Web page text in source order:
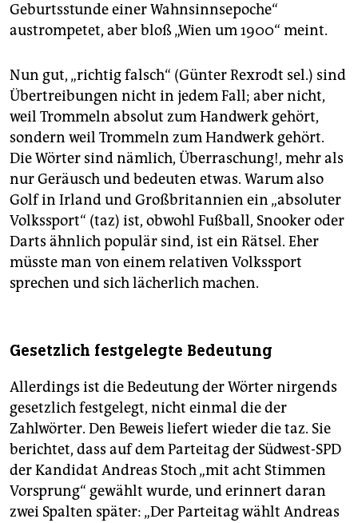
Geburtsstunde einer Wahnsinnsepoche“
austrompetet, aber bloß „Wien um 1900“ meint.
Nun gut, „richtig falsch“ (Günter Rexrodt sel.) sind
Übertreibungen nicht in jedem Fall; aber nicht,
weil Trommeln absolut zum Handwerk gehört,
sondern weil Trommeln zum Handwerk gehört.
Die Wörter sind nämlich, Überraschung!, mehr als
nur Geräusch und bedeuten etwas. Warum also
Golf in Irland und Großbritannien ein „absoluter
Volkssport“ (taz) ist, obwohl Fußball, Snooker oder
Darts ähnlich populär sind, ist ein Rätsel. Eher
müsste man von einem relativen Volkssport
sprechen und sich lächerlich machen.
Gesetzlich festgelegte Bedeutung
Allerdings ist die Bedeutung der Wörter nirgends
gesetzlich festgelegt, nicht einmal die der
Zahlwörter. Den Beweis liefert wieder die taz. Sie
berichtet, dass auf dem Parteitag der Südwest-SPD
der Kandidat Andreas Stoch „mit acht Stimmen
Vorsprung“ gewählt wurde, und erinnert daran
zwei Spalten später: „Der Parteitag wählt Andreas